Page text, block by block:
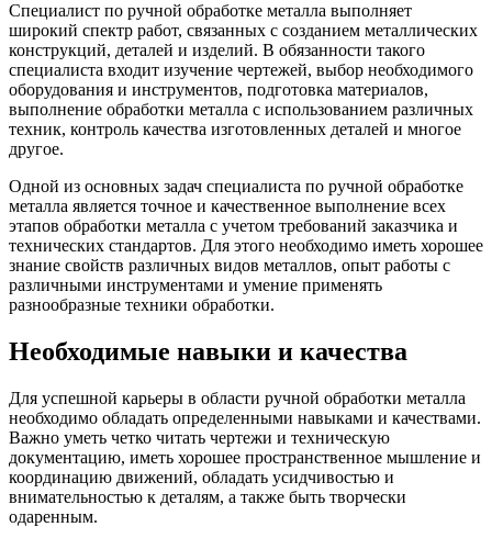
Специалист по ручной обработке металла выполняет
широкий спектр работ, связанных с созданием металлических
конструкций, деталей и изделий. В обязанности такого
специалиста входит изучение чертежей, выбор необходимого
оборудования и инструментов, подготовка материалов,
выполнение обработки металла с использованием различных
техник, контроль качества изготовленных деталей и многое
другое.
Одной из основных задач специалиста по ручной обработке
металла является точное и качественное выполнение всех
этапов обработки металла с учетом требований заказчика и
технических стандартов. Для этого необходимо иметь хорошее
знание свойств различных видов металлов, опыт работы с
различными инструментами и умение применять
разнообразные техники обработки.
Необходимые навыки и качества
Для успешной карьеры в области ручной обработки металла
необходимо обладать определенными навыками и качествами.
Важно уметь четко читать чертежи и техническую
документацию, иметь хорошее пространственное мышление и
координацию движений, обладать усидчивостью и
внимательностью к деталям, а также быть творчески
одаренным.